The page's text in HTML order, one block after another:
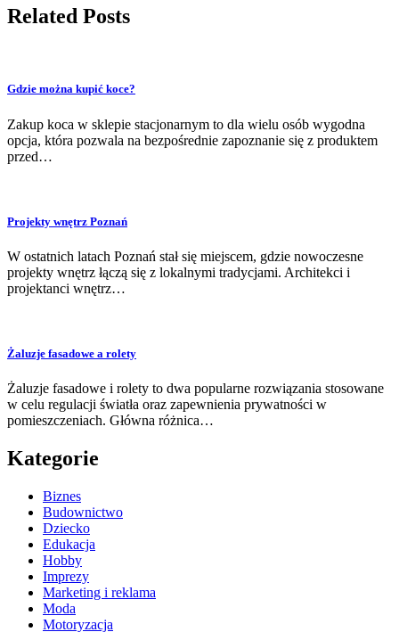
Related Posts
Gdzie można kupić koce?
Zakup koca w sklepie stacjonarnym to dla wielu osób wygodna
opcja, która pozwala na bezpośrednie zapoznanie się z produktem
przed…
Projekty wnętrz Poznań
W ostatnich latach Poznań stał się miejscem, gdzie nowoczesne
projekty wnętrz łączą się z lokalnymi tradycjami. Architekci i
projektanci wnętrz…
Żaluzje fasadowe a rolety
Żaluzje fasadowe i rolety to dwa popularne rozwiązania stosowane
w celu regulacji światła oraz zapewnienia prywatności w
pomieszczeniach. Główna różnica…
Kategorie
Biznes
Budownictwo
Dziecko
Edukacja
Hobby
Imprezy
Marketing i reklama
Moda
Motoryzacja